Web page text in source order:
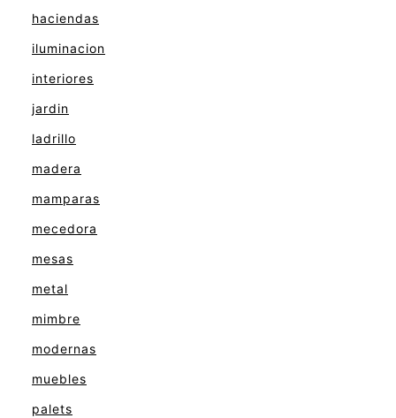
haciendas
iluminacion
interiores
jardin
ladrillo
madera
mamparas
mecedora
mesas
metal
mimbre
modernas
muebles
palets